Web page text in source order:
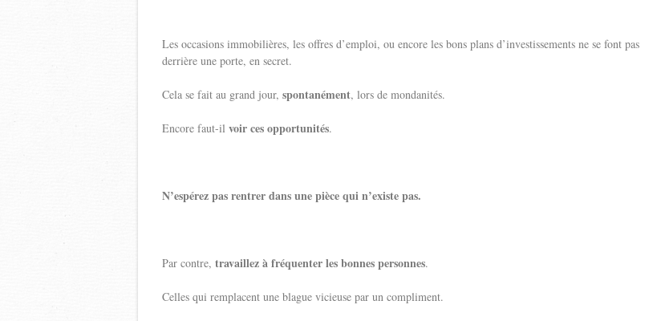
Les occasions immobilières, les offres d’emploi, ou encore les bons plans d’investissements ne se font pas
derrière une porte, en secret.
Cela se fait au grand jour, spontanément, lors de mondanités.
Encore faut-il voir ces opportunités.
N’espérez pas rentrer dans une pièce qui n’existe pas.
Par contre, travaillez à fréquenter les bonnes personnes.
Celles qui remplacent une blague vicieuse par un compliment.